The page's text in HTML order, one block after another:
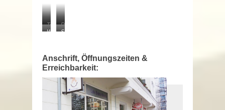
Tofu
und
Reisbreisuppe
Wantan-
Yóutiáo
Sha
Anschrift, Öffnungszeiten &
Erreichbarkeit: